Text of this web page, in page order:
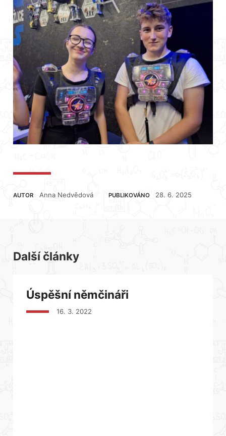
AUTOR Anna Nedvědová PUBLIKOVÁNO 28. 6. 2025
Další články
Úspěšní němčináři
16. 3. 2022